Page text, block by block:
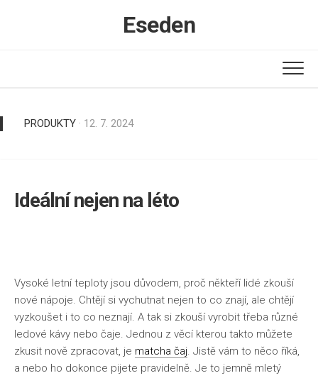
Eseden
PRODUKTY · 12. 7. 2024
Ideální nejen na léto
Vysoké letní teploty jsou důvodem, proč někteří lidé zkouší
nové nápoje. Chtějí si vychutnat nejen to co znají, ale chtějí
vyzkoušet i to co neznají. A tak si zkouší vyrobit třeba různé
ledové kávy nebo čaje. Jednou z věcí kterou takto můžete
zkusit nově zpracovat, je matcha čaj. Jistě vám to něco říká,
a nebo ho dokonce pijete pravidelně. Je to jemně mletý